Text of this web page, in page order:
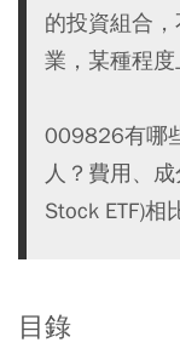
的投資組合
業，某種程度
009826有哪
人？費用、
Stock ETF)相
目錄